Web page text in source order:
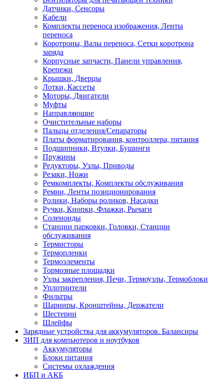
Датчики, Сенсоры
Кабели
Комплекты переноса изображения, Ленты
переноса
Коротроны, Валы переноса, Сетки коротрона
заряда
Корпусные запчасти, Панели управления,
Крепежи
Крышки, Дверцы
Лотки, Кассеты
Моторы, Двигатели
Муфты
Направляющие
Очистительные наборы
Пальцы отделения/Сепараторы
Платы форматирования, контроллера, питания
Подшипники, Втулки, Бушинги
Пружины
Редукторы, Узлы, Приводы
Резаки, Ножи
Ремкомплекты, Комплекты обслуживания
Ремни, Ленты позиционирования
Ролики, Наборы роликов, Насадки
Ручки, Кнопки, Флажки, Рычаги
Соленоиды
Станции парковки, Головки, Станции
обслуживания
Термисторы
Термопленки
Термоэлементы
Тормозные площадки
Узлы закрепления, Печи, Термоузлы, Термоблоки
Уплотнители
Фильтры
Шарниры, Кронштейны, Держатели
Шестерни
Шлейфы
Зарядные устройства для аккумуляторов. Балансиры
ЗИП для компьютеров и ноутбуков
Аккумуляторы
Блоки питания
Системы охлаждения
ИБП и АКБ